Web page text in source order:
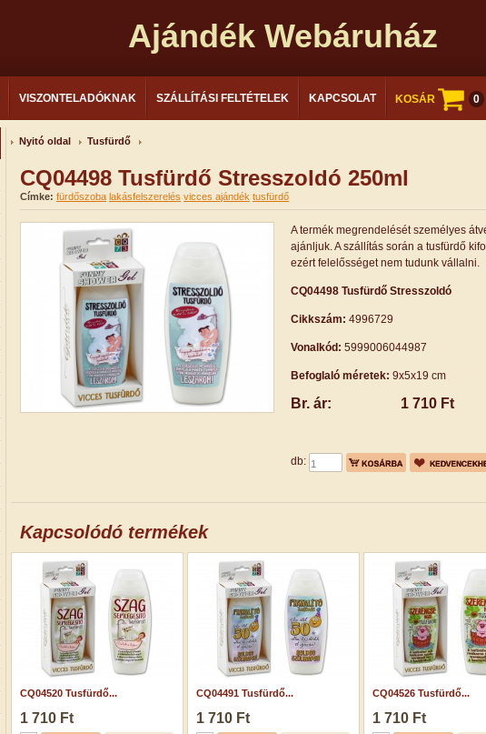
Ajándék Webáruház
VISZONTELADÓKNAK SZÁLLÍTÁSI FELTÉTELEK KAPCSOLAT KOSÁR 0
Nyitó oldal Tusfürdő
CQ04498 Tusfürdő Stresszoldó 250ml
Címke: fürdőszoba lakásfelszerelés vicces ajándék tusfürdő
A termék megrendelését személyes
ajánljuk. A szállítás során a tusfürdő
ezért felelősséget nem tudunk vállalni.
CQ04498 Tusfürdő Stresszoldó
Cikkszám: 4996729
Vonalkód: 5999006044987
Befoglaló méretek: 9x5x19 cm
Br. ár: 1 710 Ft
db:
Kapcsolódó termékek
CQ04520 Tusfürdő...
1 710 Ft
CQ04491 Tusfürdő...
1 710 Ft
CQ04526 Tusfürdő...
1 710 Ft